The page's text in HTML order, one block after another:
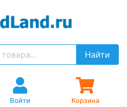
Найти
Войти Корзина